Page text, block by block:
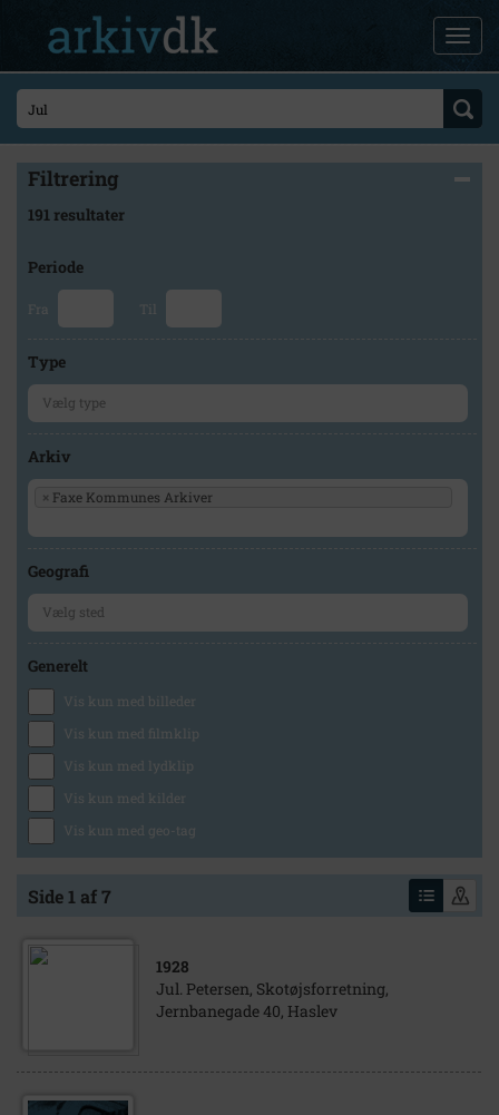
Filtrering
191 resultater
Periode
Fra Til
Type
Arkiv
× Faxe Kommunes Arkiver
Geografi
Generelt
Vis kun med billeder
Vis kun med filmklip
Vis kun med lydklip
Vis kun med kilder
Vis kun med geo-tag
Side 1 af 7
1928
Jul. Petersen, Skotøjsforretning,
Jernbanegade 40, Haslev